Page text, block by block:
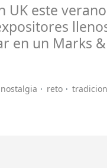
UK este
en un Marks
nostalgia reto